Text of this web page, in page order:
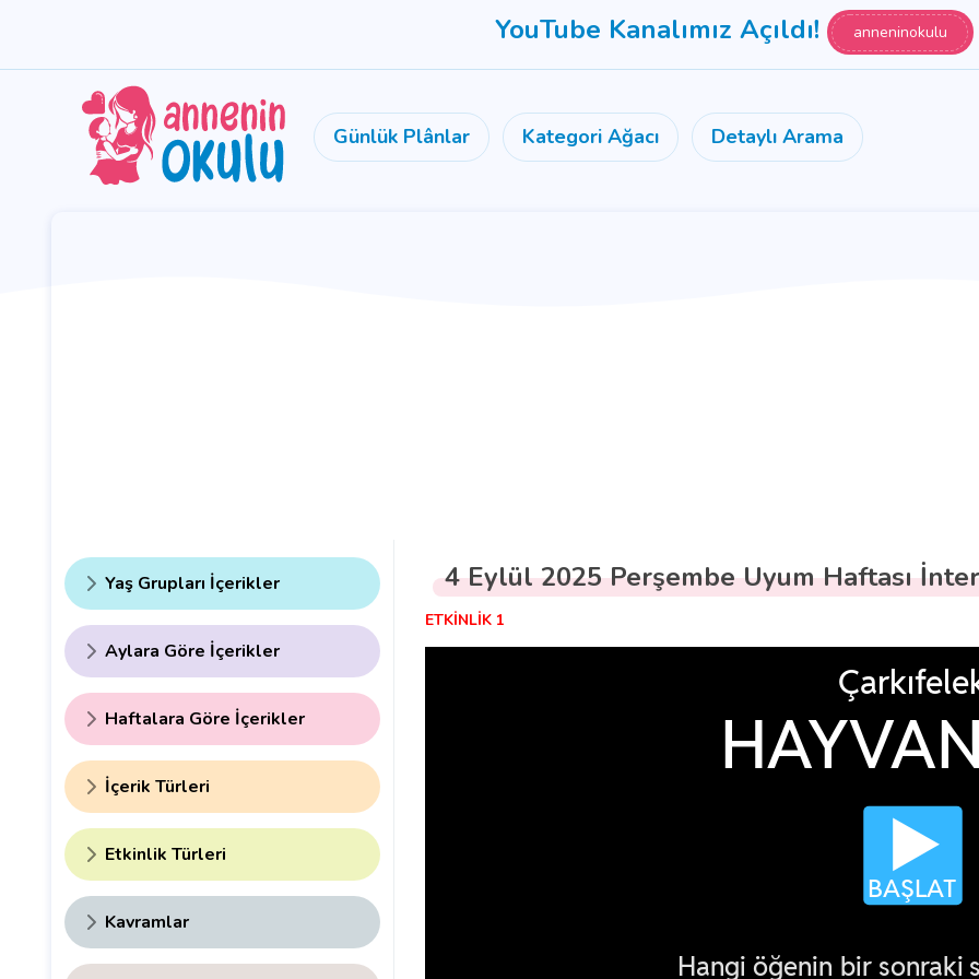
YouTube Kanalımız Açıldı! anneninokulu
Günlük Plânlar Kategori Ağacı Detaylı Arama
Yaş Grupları İçerikler
Aylara Göre İçerikler
Haftalara Göre İçerikler
İçerik Türleri
Etkinlik Türleri
Kavramlar
4 Eylül 2025 Perşembe Uyum Haftası
ETKİNLİK 1